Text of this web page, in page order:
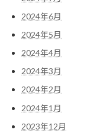
2024年6月
2024年5月
2024年4月
2024年3月
2024年2月
2024年1月
2023年12月